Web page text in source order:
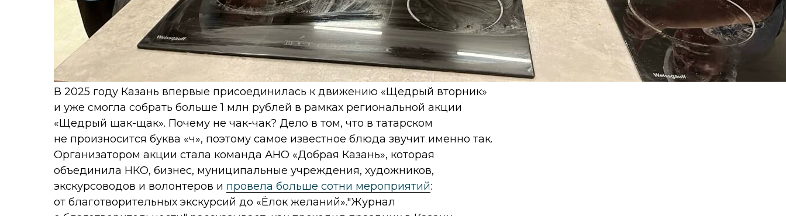
В 2025 году Казань впервые присоединилась к движению «Щедрый вторник»
и уже смогла собрать больше 1 млн рублей в рамках региональной акции
«Щедрый щак-щак». Почему не чак-чак? Дело в том, что в татарском
не произносится буква «ч», поэтому самое известное блюда звучит именно так.
Организатором акции стала команда АНО «Добрая Казань», которая
объединила НКО, бизнес, муниципальные учреждения, художников,
экскурсоводов и волонтеров и провела больше сотни мероприятий:
от благотворительных экскурсий до «Ёлок желаний»."Журнал